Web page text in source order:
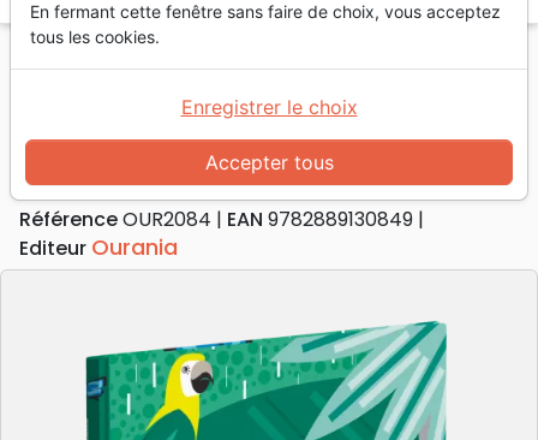
Accueil Livres Enfants
4 à 6 ans
Dieu a créé… la jungle
Dieu a créé… la jungle
Auteur :Sarah Jean Collins
RéférenceOUR2084 EAN 9782889130849
Editeur Ourania
En fermant cette fenêtre sans faire de choix, vous acceptez
tous les cookies.
Accepter tous
Enregistrer le choix